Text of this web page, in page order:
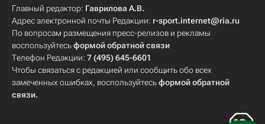
Главный редактор: Гаврилова А.В.
Адрес электронной почты Редакции: r-sport.internet@ria.ru
По вопросам размещения пресс-релизов и рекламы
воспользуйтесьформой обратной связи
Телефон Редакции: 7 (495) 645-6601
Чтобы связаться с редакцией или сообщить обо всех
замеченных ошибках, воспользуйтесьформой обратной
связи.